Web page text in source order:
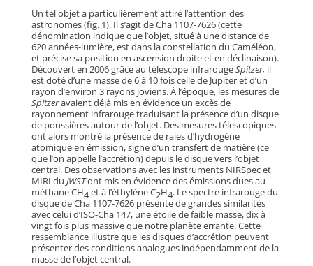
Un tel objet a particulièrement attiré l’attention des
astronomes (fig. 1). Il s’agit de Cha 1107-7626 (cette
dénomination indique que l’objet, situé à une distance de
620 années-lumière, est dans la constellation du Caméléon,
et précise sa position en ascension droite et en déclinaison).
Découvert en 2006 grâce au télescope infrarougeSpitzer, il
est doté d’une masse de 6 à 10 fois celle de Jupiter et d’un
rayon d’environ 3 rayons joviens. À l’époque, les mesures de
Spitzeravaient déjà mis en évidence un excès de
rayonnement infrarouge traduisant la présence d’un disque
de poussières autour de l’objet. Des mesures télescopiques
ont alors montré la présence de raies d’hydrogène
atomique en émission, signe d’un transfert de matière (ce
que l’on appelle l’accrétion) depuis le disque vers l’objet
central. Des observations avec les instruments NIRSpec et
MIRI du JWSTont mis en évidence des émissions dues au
méthane CH4et à l’éthylène C2H4. Le spectre infrarouge du
disque de Cha 1107-7626 présente de grandes similarités
avec celui d’ISO-Cha 147, une étoile de faible masse, dix à
vingt fois plus massive que notre planète errante. Cette
ressemblance illustre que les disques d’accrétion peuvent
présenter des conditions analogues indépendamment de la
masse de l’objet central.